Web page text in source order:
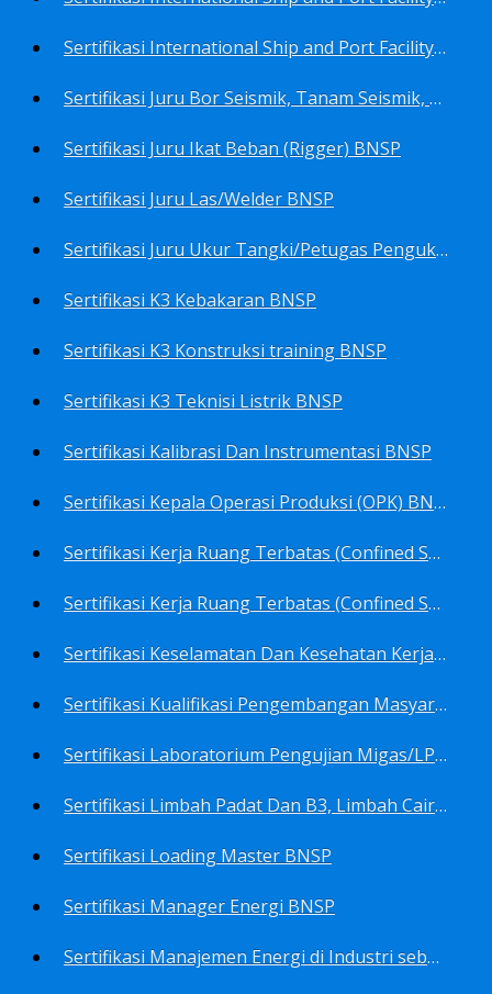
Sertifikasi International Ship and Port Facility Security Code/ISPS Code training for Security Area Manager BNSP
Sertifikasi Juru Bor Seismik, Tanam Seismik, Tembak Seismik BNSP
Sertifikasi Juru Ikat Beban (Rigger) BNSP
Sertifikasi Juru Las/Welder BNSP
Sertifikasi Juru Ukur Tangki/Petugas Pengukur Tangki Migas BNSP
Sertifikasi K3 Kebakaran BNSP
Sertifikasi K3 Konstruksi training BNSP
Sertifikasi K3 Teknisi Listrik BNSP
Sertifikasi Kalibrasi Dan Instrumentasi BNSP
Sertifikasi Kepala Operasi Produksi (OPK) BNSP
Sertifikasi Kerja Ruang Terbatas (Confined Spaces)-Ahli Muda Ruang Terbatas (AMURT/Supervisor) BNSP
Sertifikasi Kerja Ruang Terbatas (Confined Spaces)-Teknisi Ruang Terbatas (TRT/Entrants) BNSP
Sertifikasi Keselamatan Dan Kesehatan Kerja BNSP
Sertifikasi Kualifikasi Pengembangan Masyarakat BNSP
Sertifikasi Laboratorium Pengujian Migas/LPM BNSP
Sertifikasi Limbah Padat Dan B3, Limbah Cair BNSP
Sertifikasi Loading Master BNSP
Sertifikasi Manager Energi BNSP
Sertifikasi Manajemen Energi di Industri sebagai Auditor BNSP